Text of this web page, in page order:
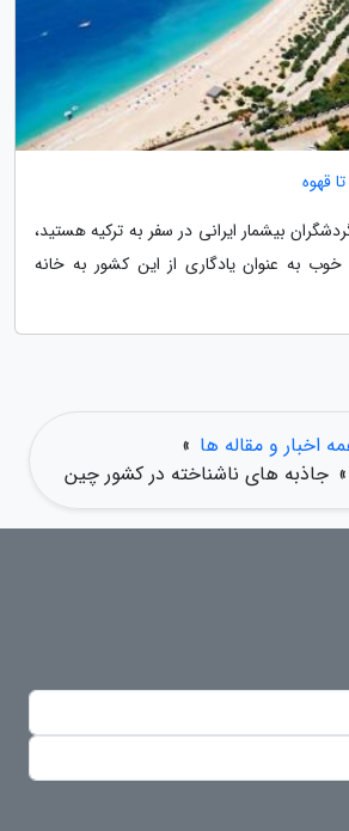
قهوه
بیشمار ایرانی در سفر به ترکیه هستید،
به عنوان یادگاری از این کشور به خانه
اخبار و مقاله ها »
» جاذبه های ناشناخته در کشور چین